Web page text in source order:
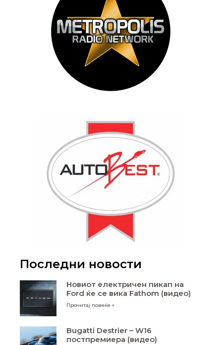
Последни новости
Новиот електричен пикап на
Ford ќе се вика Fathom (видео)
Прочитај повеќе »
Bugatti Destrier – W16
постпремиера (видео)